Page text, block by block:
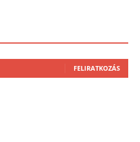
FELIRATKOZÁS